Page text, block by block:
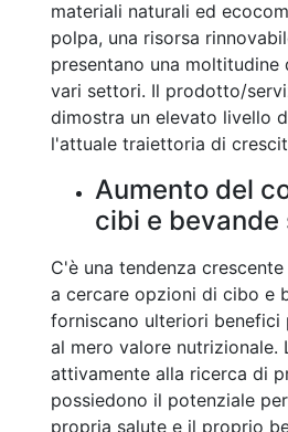
materiali naturali ed
polpa, una risorsa
presentano una
vari settori. Il prodotto/
dimostra un elevato livello
l'attuale traiettoria di
Aumento del
cibi e bevande
C'è una tendenza
a cercare opzioni di cibo e
forniscano ulteriori benefici
al mero valore nutrizionale.
attivamente alla ricerca di
possiedono il potenziale
propria salute e il proprio